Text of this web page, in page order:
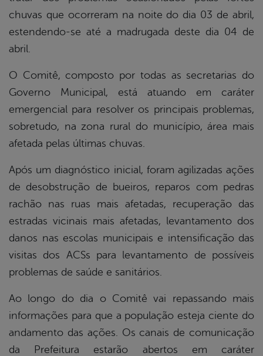
chuvas que ocorreram na noite do dia 03 de abril,
estendendo-se até a madrugada deste dia 04 de
abril.
O Comitê, composto por todas as secretarias do
Governo Municipal, está atuando em caráter
emergencial para resolver os principais problemas,
sobretudo, na zona rural do município, área mais
afetada pelas últimas chuvas.
Após um diagnóstico inicial, foram agilizadas ações
de desobstrução de bueiros, reparos com pedras
rachão nas ruas mais afetadas, recuperação das
estradas vicinais mais afetadas, levantamento dos
danos nas escolas municipais e intensificação das
visitas dos ACSs para levantamento de possíveis
problemas de saúde e sanitários.
Ao longo do dia o Comitê vai repassando mais
informações para que a população esteja ciente do
andamento das ações. Os canais de comunicação
da Prefeitura estarão abertos em caráter